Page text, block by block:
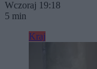
Wczoraj 19:18
5 min
Kraj